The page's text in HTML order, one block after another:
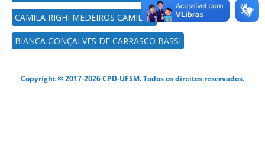
CAMILA RIGHI MEDEIROS CAMILLO
BIANCA GONÇALVES DE CARRASCO BASSI
Copyright © 2017-2026 CPD-UFSM. Todos os direitos reservados.